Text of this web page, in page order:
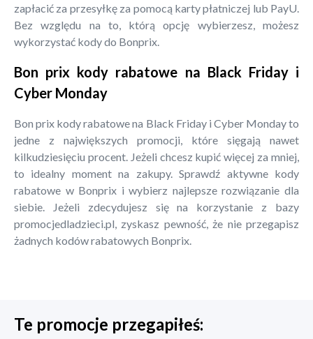
zapłacić za przesyłkę za pomocą karty płatniczej lub PayU.
Bez względu na to, którą opcję wybierzesz, możesz
wykorzystać kody do Bonprix.
Bon prix kody rabatowe na Black Friday i
Cyber Monday
Bon prix kody rabatowe na Black Friday i Cyber Monday to
jedne z największych promocji, które sięgają nawet
kilkudziesięciu procent. Jeżeli chcesz kupić więcej za mniej,
to idealny moment na zakupy. Sprawdź aktywne kody
rabatowe w Bonprix i wybierz najlepsze rozwiązanie dla
siebie. Jeżeli zdecydujesz się na korzystanie z bazy
promocjedladzieci.pl, zyskasz pewność, że nie przegapisz
żadnych kodów rabatowych Bonprix.
Te promocje przegapiłeś: